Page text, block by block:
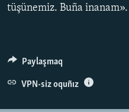
tüşünemiz. Buña inanam».
Paylaşmaq
VPN-siz oquñız